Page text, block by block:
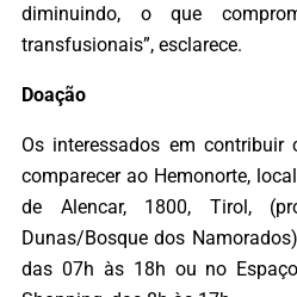
diminuindo, o que
transfusionais”, esclarece.
Doação
Os interessados em contribuir
comparecer ao Hemonorte,
de Alencar, 1800, Tirol,
Dunas/Bosque dos
das 07h às 18h ou no